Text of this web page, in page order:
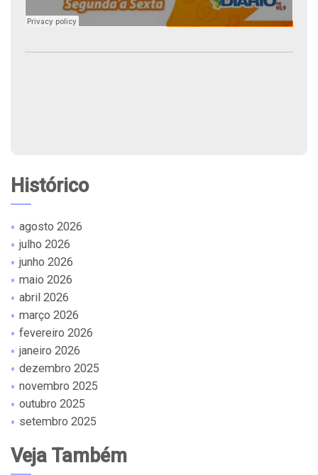
Histórico
agosto 2026
julho 2026
junho 2026
maio 2026
abril 2026
março 2026
fevereiro 2026
janeiro 2026
dezembro 2025
novembro 2025
outubro 2025
setembro 2025
Veja Também